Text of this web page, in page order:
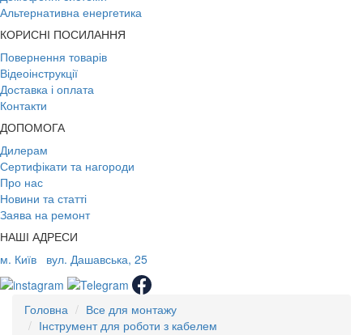
Альтернативна енергетика
КОРИСНІ ПОСИЛАННЯ
Повернення товарів
Відеоінструкції
Доставка і оплата
Контакти
ДОПОМОГА
Дилерам
Сертифікати та нагороди
Про нас
Новини та статті
Заява на ремонт
НАШІ АДРЕСИ
м. Київ
вул. Дашавська, 25
Головна
Все для монтажу
Інструмент для роботи з кабелем